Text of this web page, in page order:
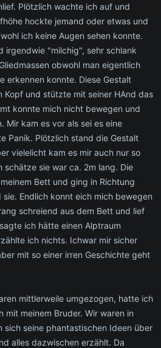
Plötzlich wachte ich auf und
hockte jemand oder etwas und
ich keine Augen sehen konnte.
irgendwie "milchig", sehr schlank
obwohl man eigentlich
erkennen konnte. Diese Gestalt
Kopf und stützte mit seiner HAnd das
konnte mich nicht bewegen und
Mir kam es vor als sei es eine
Panik. Plötzlich stand die Gestalt
vielelicht kam es mir auch nur so
schätze sie war ca. 2m lang. Die
Bett und ging in Richtung
sie. Endlich konnt eich mich bewegen
schreiend aus dem Bett und lief
ich hätte einen Alptraum
ich nichts. Ichwar mir sicher
mit so einer irren Geschichte geht
mittlerweile umgezogen, hatte ich
mit meinem Bruder. Wir waren in
sich seine phantastischen Ideen über
alles dazwischen erzählt. Da